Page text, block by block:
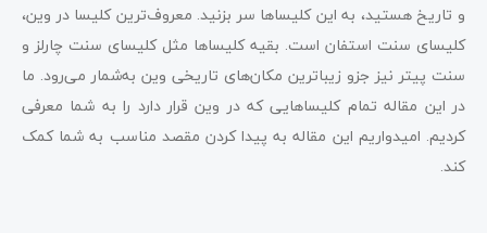
و تاریخ هستید، به این کلیساها سر بزنید. معروف‌ترین کلیسا در وین،
کلیسای سنت‌ استفان است. بقیه کلیساها مثل کلیسای سنت چارلز و
سنت پیتر نیز جزو زیباترین مکان‌های تاریخی وین به‌شمار می‌رود. ما
در این مقاله تمام کلیساهایی که در وین قرار دارد را به شما معرفی
کردیم. امیدواریم این مقاله به پیدا کردن مقصد مناسب به شما کمک
کند.